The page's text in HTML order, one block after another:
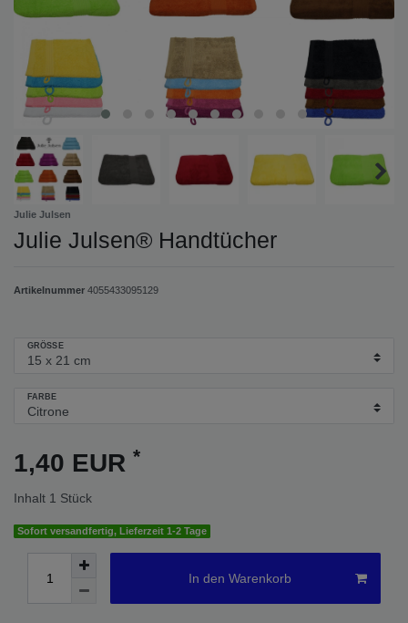
Julie Julsen
Julie Julsen® Handtücher
Artikelnummer 4055433095129
GRÖSSE
FARBE
1,40 EUR *
Inhalt 1 Stück
Sofort versandfertig, Lieferzeit 1-2 Tage
In den Warenkorb